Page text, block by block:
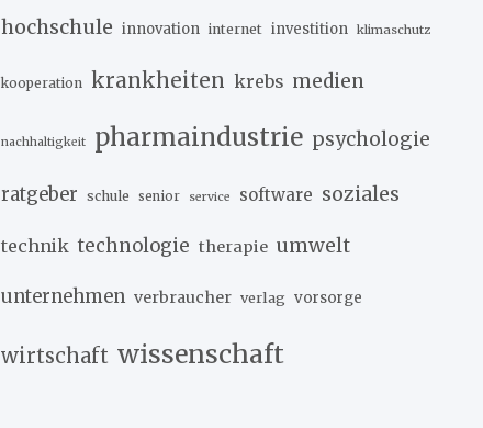
hochschule innovation internet investition klimaschutz
kooperation krankheiten krebs medien
nachhaltigkeit pharmaindustrie psychologie
ratgeber schule senior service software soziales
technik technologie therapie umwelt
unternehmen verbraucher verlag vorsorge
wirtschaft wissenschaft